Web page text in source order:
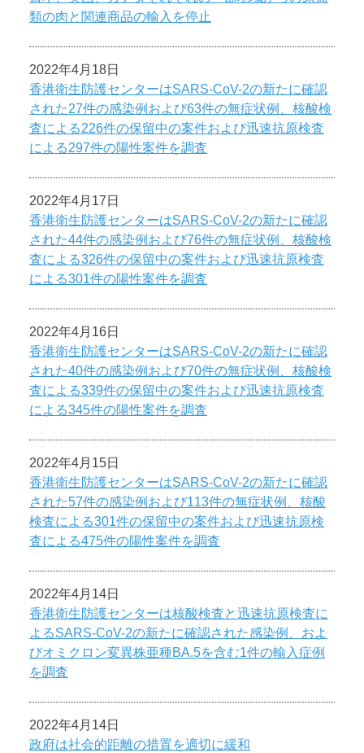
類の肉と関連商品の輸入を停止
2022年4月18日
香港衛生防護センターはSARS-CoV-2の新たに確認
された27件の感染例および63件の無症状例、核酸検
査による226件の保留中の案件および迅速抗原検査
による297件の陽性案件を調査
2022年4月17日
香港衛生防護センターはSARS-CoV-2の新たに確認
された44件の感染例および76件の無症状例、核酸検
査による326件の保留中の案件および迅速抗原検査
による301件の陽性案件を調査
2022年4月16日
香港衛生防護センターはSARS-CoV-2の新たに確認
された40件の感染例および70件の無症状例、核酸検
査による339件の保留中の案件および迅速抗原検査
による345件の陽性案件を調査
2022年4月15日
香港衛生防護センターはSARS-CoV-2の新たに確認
された57件の感染例および113件の無症状例、核酸
検査による301件の保留中の案件および迅速抗原検
査による475件の陽性案件を調査
2022年4月14日
香港衛生防護センターは核酸検査と迅速抗原検査に
よるSARS-CoV-2の新たに確認された感染例、およ
びオミクロン変異株亜種BA.5を含む1件の輸入症例
を調査
2022年4月14日
政府は社会的距離の措置を適切に緩和